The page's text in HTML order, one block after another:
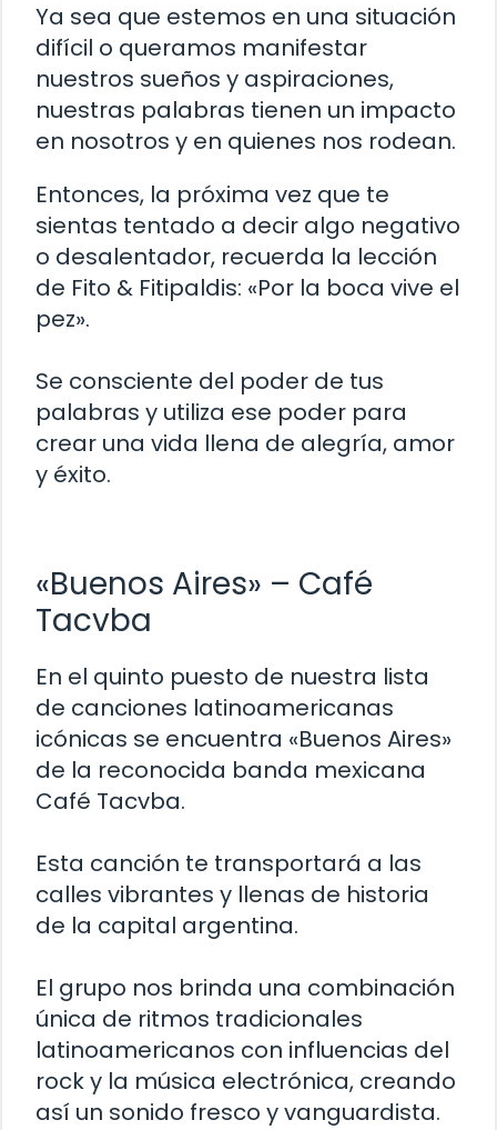
Ya sea que estemos en una situación
difícil o queramos manifestar
nuestros sueños y aspiraciones,
nuestras palabras tienen un impacto
en nosotros y en quienes nos rodean.
Entonces, la próxima vez que te
sientas tentado a decir algo negativo
o desalentador, recuerda la lección
de Fito & Fitipaldis: «Por la boca vive el
pez».
Se consciente del poder de tus
palabras y utiliza ese poder para
crear una vida llena de alegría, amor
y éxito.
«Buenos Aires» – Café
Tacvba
En el quinto puesto de nuestra lista
de canciones latinoamericanas
icónicas se encuentra «Buenos Aires»
de la reconocida banda mexicana
Café Tacvba.
Esta canción te transportará a las
calles vibrantes y llenas de historia
de la capital argentina.
El grupo nos brinda una combinación
única de ritmos tradicionales
latinoamericanos con influencias del
rock y la música electrónica, creando
así un sonido fresco y vanguardista.